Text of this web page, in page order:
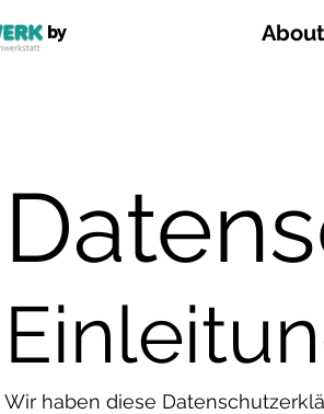
by About
Wir haben diese